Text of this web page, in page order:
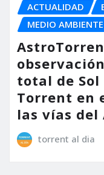
ACTUALIDAD
MEDIO AMBIENTE
total de Sol
Torrent en
las vías del
torrent al dia